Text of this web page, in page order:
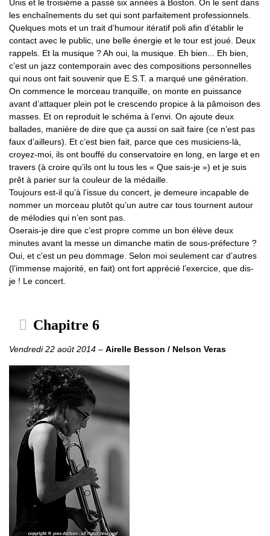
Unis et le troisième a passé six années à Boston. On le sent dans
les enchaînements du set qui sont parfaitement professionnels.
Quelques mots et un trait d’humour itératif poli afin d’établir le
contact avec le public, une belle énergie et le tour est joué. Deux
rappels. Et la musique ? Ah oui, la musique. Eh bien... Eh bien,
c’est un jazz contemporain avec des compositions personnelles
qui nous ont fait souvenir que E.S.T. a marqué une génération.
On commence le morceau tranquille, on monte en puissance
avant d’attaquer plein pot le crescendo propice à la pâmoison des
masses. Et on reproduit le schéma à l’envi. On ajoute deux
ballades, manière de dire que ça aussi on sait faire (ce n’est pas
faux d’ailleurs). Et c’est bien fait, parce que ces musiciens-là,
croyez-moi, ils ont bouffé du conservatoire en long, en large et en
travers (à croire qu’ils ont lu tous les « Que sais-je ») et je suis
prêt à parier sur la couleur de la médaille.
Toujours est-il qu’à l’issue du concert, je demeure incapable de
nommer un morceau plutôt qu’un autre car tous tournent autour
de mélodies qui n’en sont pas.
Oserais-je dire que c’est propre comme un bon élève deux
minutes avant la messe un dimanche matin de sous-préfecture ?
Oui, et c’est un peu dommage. Selon moi seulement car d’autres
(l’immense majorité, en fait) ont fort apprécié l’exercice, que dis-
je ! Le concert.
Chapitre 6
Vendredi 22 août 2014 – Airelle Besson / Nelson Veras